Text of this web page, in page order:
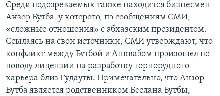
Среди подозреваемых также находится бизнесмен
Анзор Бутба, у которого, по сообщениям СМИ,
«сложные отношения» с абхазским президентом.
Ссылаясь на свои источники, СМИ утверждают, что
конфликт между Бутбой и Анквабом произошел по
поводу лицензии на разработку горнорудного
карьера близ Гудауты. Примечательно, что Анзор
Бутба является родственником Беслана Бутбы,